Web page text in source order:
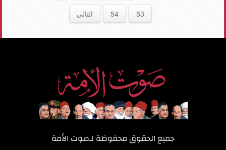
53
54 التالى
جميع الحقوق محفوظة لـصوت الأمة